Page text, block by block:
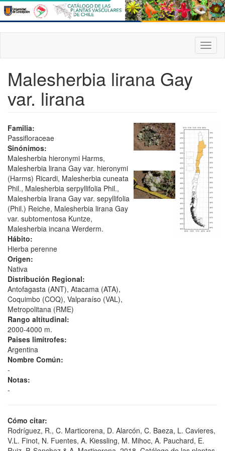
Pasar
al
contenido
principal
Malesherbia lirana Gay
var. lirana
Familia:
Passifloraceae
Sinónimos:
Malesherbia hieronymi Harms,
Malesherbia lirana Gay var. hieronymi
(Harms) Ricardi, Malesherbia cuneata
Phil., Malesherbia serpyllifolia Phil.,
Malesherbia lirana Gay var. sepyllifolia
(Phil.) Reiche, Malesherbia lirana Gay
var. subtomentosa Kuntze,
Malesherbia incana Werderm.
Hábito:
Hierba perenne
Origen:
Nativa
Distribución Regional:
Antofagasta (ANT), Atacama (ATA),
Coquimbo (COQ), Valparaíso (VAL),
Metropolitana (RME)
Rango altitudinal:
2000-4000 m.
Paises limítrofes:
Argentina
Nombre Común:
-
Notas:
-
Cómo citar:
Rodríguez, R., C. Marticorena, D. Alarcón, C. Baeza, L. Cavieres,
V.L. Finot, N. Fuentes, A. Kiessling, M. Mihoc, A. Pauchard, E.